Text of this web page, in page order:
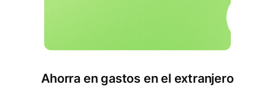
Ahorra en gastos en el extranjero